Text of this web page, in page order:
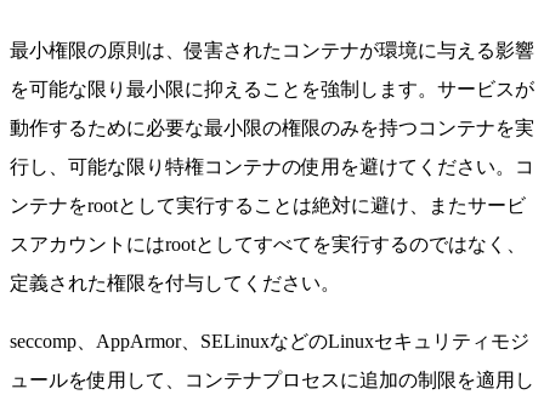
最小権限の原則は、侵害されたコンテナが環境に与える影響
を可能な限り最小限に抑えることを強制します。サービスが
動作するために必要な最小限の権限のみを持つコンテナを実
行し、可能な限り特権コンテナの使用を避けてください。コ
ンテナをrootとして実行することは絶対に避け、またサービ
スアカウントにはrootとしてすべてを実行するのではなく、
定義された権限を付与してください。
seccomp、AppArmor、SELinuxなどのLinuxセキュリティモジ
ュールを使用して、コンテナプロセスに追加の制限を適用し